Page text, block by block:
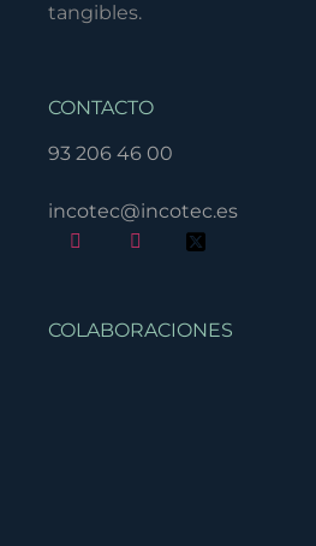
tangibles.
CONTACTO
93 206 46 00
incotec@incotec.es
COLABORACIONES